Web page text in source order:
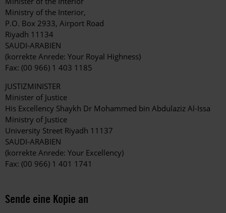
Ministry of the Interior,
P.O. Box 2933, Airport Road
Riyadh 11134
SAUDI-ARABIEN
(korrekte Anrede: Your Royal Highness)
Fax: (00 966) 1 403 1185
JUSTIZMINISTER
Minister of Justice
His Excellency Shaykh Dr Mohammed bin Abdulaziz Al-Issa
Ministry of Justice
University Street Riyadh 11137
SAUDI-ARABIEN
(korrekte Anrede: Your Excellency)
Fax: (00 966) 1 401 1741
Sende eine Kopie an